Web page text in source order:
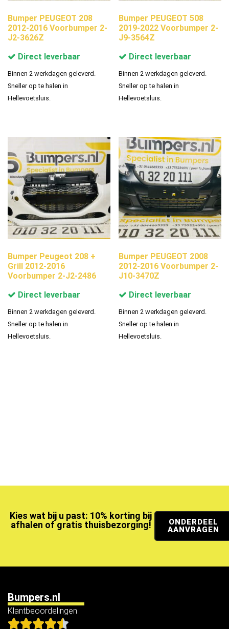
Bumper PEUGEOT 208
2012-2016 Voorbumper 2-
J2-3626Z
Direct leverbaar
Binnen 2 werkdagen geleverd.
Sneller op te halen in
Hellevoetsluis.
Bumper PEUGEOT 508
2019-2022 Voorbumper 2-
J9-3564Z
Direct leverbaar
Binnen 2 werkdagen geleverd.
Sneller op te halen in
Hellevoetsluis.
Bumper Peugeot 208 +
Grill 2012-2016
Voorbumper 2-J2-2486
Direct leverbaar
Binnen 2 werkdagen geleverd.
Sneller op te halen in
Hellevoetsluis.
Bumper PEUGEOT 2008
2012-2016 Voorbumper 2-
J10-3470Z
Direct leverbaar
Binnen 2 werkdagen geleverd.
Sneller op te halen in
Hellevoetsluis.
Kies wat bij u past: 10% korting bij
afhalen of gratis thuisbezorging!
ONDERDEEL
AANVRAGEN
Bumpers.nl
Klantbeoordelingen